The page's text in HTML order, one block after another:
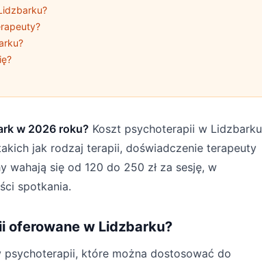
w 2026 roku? Koszt psychoterapii w Lidzbarku
jak rodzaj terapii, doświadczenie terapeuty
się od 120 do 250 zł za sesję, w
spotkania.
oferowane w Lidzbarku?
które można dostosować do